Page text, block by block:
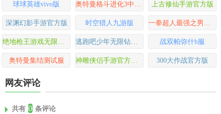
球球英雄vivo版 奥特曼格斗进化3中文版 上古修仙手游官方版
深渊幻影手游官方版 时空猎人九游版 一拳超人最强之男国际服
绝地枪王游戏无限充版 逃跑吧少年无限钻石版 战双帕弥什b服
奥特曼集结测试服 神雕侠侣手游官方正版 300大作战官方版
网友评论
共有 0 条评论